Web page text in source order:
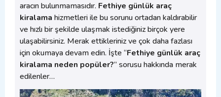
aracın bulunmamasıdır. Fethiye günlük araç
kiralama hizmetleri ile bu sorunu ortadan kaldırabilir
ve hızlı bir şekilde ulaşmak istediğiniz birçok yere
ulaşabilirsiniz. Merak ettikleriniz ve çok daha fazlası
için okumaya devam edin. İşte “Fethiye günlük araç
kiralama neden popüler?” sorusu hakkında merak
edilenler…